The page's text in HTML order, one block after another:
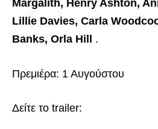
Margalith, Henry Ashton,
Lillie Davies, Carla
Banks, Orla Hill .
Πρεμιέρα: 1 Αυγούστου
Δείτε το trailer: